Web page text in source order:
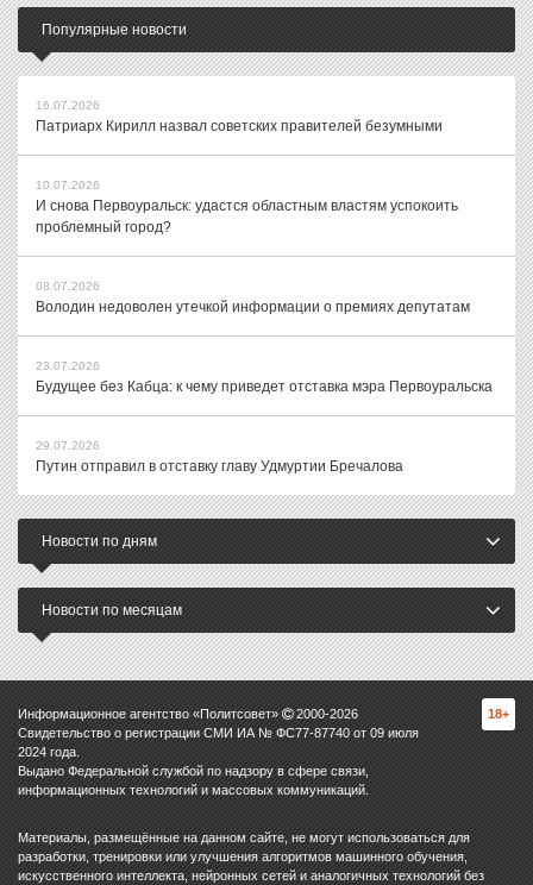
Популярные новости
16.07.2026
Патриарх Кирилл назвал советских правителей безумными
10.07.2026
И снова Первоуральск: удастся областным властям успокоить
проблемный город?
08.07.2026
Володин недоволен утечкой информации о премиях депутатам
23.07.2026
Будущее без Кабца: к чему приведет отставка мэра Первоуральска
29.07.2026
Путин отправил в отставку главу Удмуртии Бречалова
Новости по дням
Новости по месяцам
Информационное агентство «Политсовет» 2000-2026
Свидетельство о регистрации СМИ ИА № ФС77-87740 от 09 июля
2024 года.
Выдано Федеральной службой по надзору в сфере связи,
информационных технологий и массовых коммуникаций.
18+
Материалы, размещённые на данном сайте, не могут использоваться для
разработки, тренировки или улучшения алгоритмов машинного обучения,
искусственного интеллекта, нейронных сетей и аналогичных технологий без